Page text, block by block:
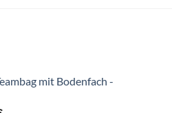
mit Bodenfach -